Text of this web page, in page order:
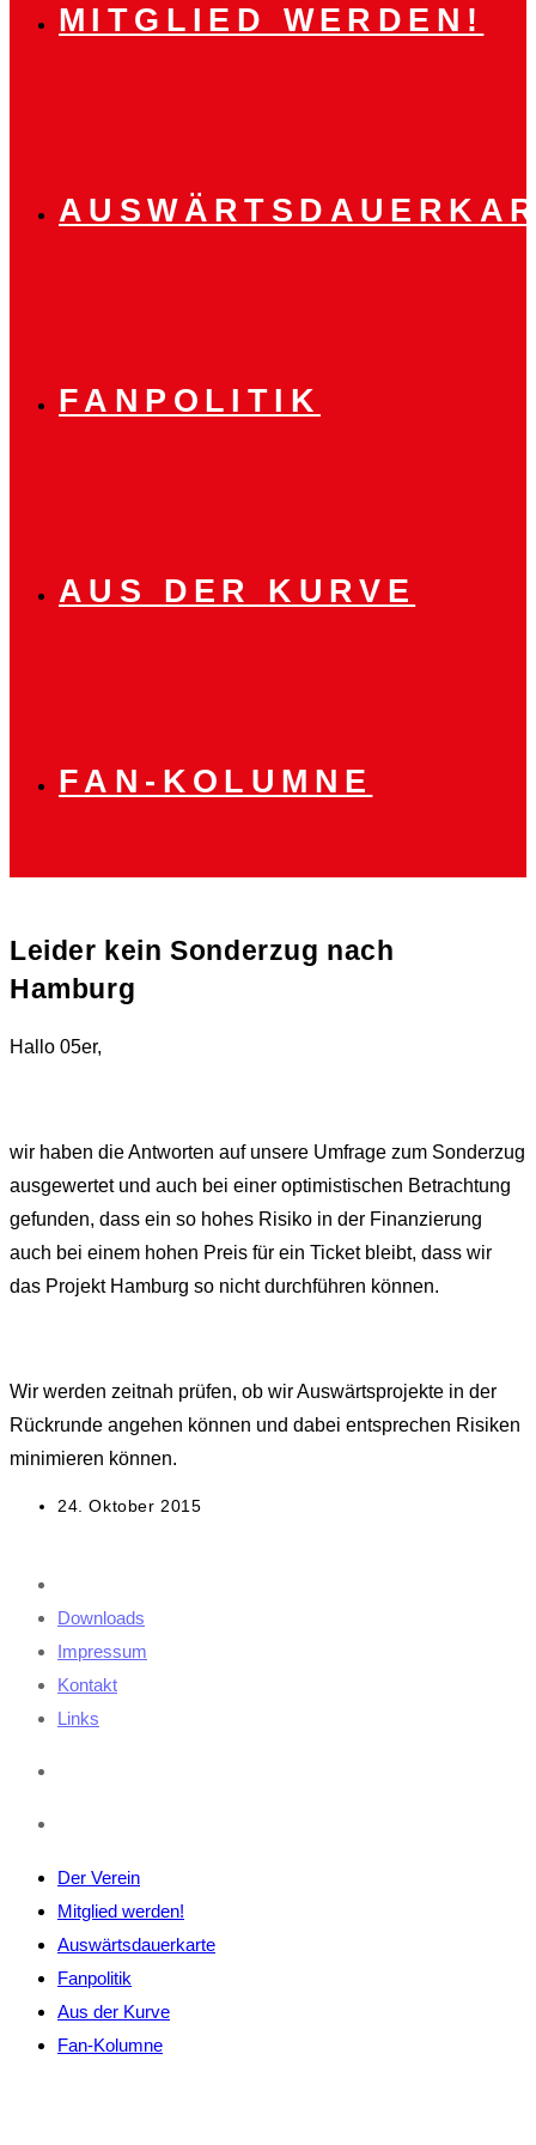
MITGLIED WERDEN!
FANPOLITIK
AUS DER KURVE
FAN-KOLUMNE
Leider kein Sonderzug nach
Hamburg
Hallo 05er,
wir haben die Antworten auf unsere Umfrage zum Sonderzug
ausgewertet und auch bei einer optimistischen Betrachtung
gefunden, dass ein so hohes Risiko in der Finanzierung
auch bei einem hohen Preis für ein Ticket bleibt, dass wir
das Projekt Hamburg so nicht durchführen können.
Wir werden zeitnah prüfen, ob wir Auswärtsprojekte in der
Rückrunde angehen können und dabei entsprechen Risiken
minimieren können.
Beitrag
24. Oktober 2015
Downloads
Impressum
Kontakt
Links
Der Verein
Mitglied werden!
Auswärtsdauerkarte
Fanpolitik
Aus der Kurve
Fan-Kolumne